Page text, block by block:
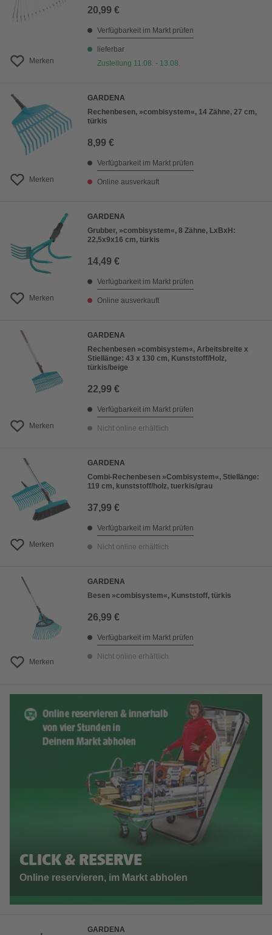
Merken
20,99 €
Verfügbarkeit im Markt prüfen
lieferbar
Zustellung 11.08. - 13.08.
Merken
GARDENA
Rechenbesen, »combisystem«, 14 Zähne, 27 cm,
türkis
8,99 €
Verfügbarkeit im Markt prüfen
Online ausverkauft
Merken
GARDENA
Grubber, »combisystem«, 8 Zähne, LxBxH:
22,5x9x16 cm, türkis
14,49 €
Verfügbarkeit im Markt prüfen
Online ausverkauft
Merken
GARDENA
Rechenbesen »combisystem«, Arbeitsbreite x
Stiellänge: 43 x 130 cm, Kunststoff/Holz,
türkis/beige
22,99 €
Verfügbarkeit im Markt prüfen
Nicht online erhältlich
Merken
GARDENA
Combi-Rechenbesen »Combisystem«, Stiellänge:
119 cm, kunststoff/holz, tuerkis/grau
37,99 €
Verfügbarkeit im Markt prüfen
Nicht online erhältlich
Merken
GARDENA
Besen »combisystem«, Kunststoff, türkis
26,99 €
Verfügbarkeit im Markt prüfen
Nicht online erhältlich
CLICK & RESERVE
Online reservieren, im Markt abholen
GARDENA